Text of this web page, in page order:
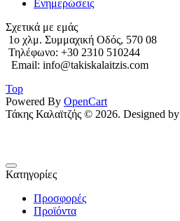
Ενημερώσεις
Σχετικά με εμάς
1o χλμ. Συμμαχική Οδός, 570 08
Τηλέφωνο: +30 2310 510244
Email: info@takiskalaitzis.com
Top
Powered By OpenCart
Τάκης Καλαϊτζής © 2026. Designed by
Κατηγορίες
Προσφορές
Προϊόντα